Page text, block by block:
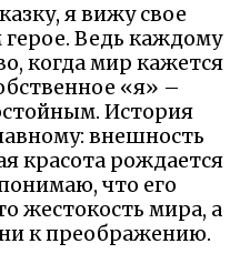
я вижу свое
Ведь каждому
когда мир кажется
«я» –
История
внешность
красота рождается
что его
жестокость мира, а
к преображению.